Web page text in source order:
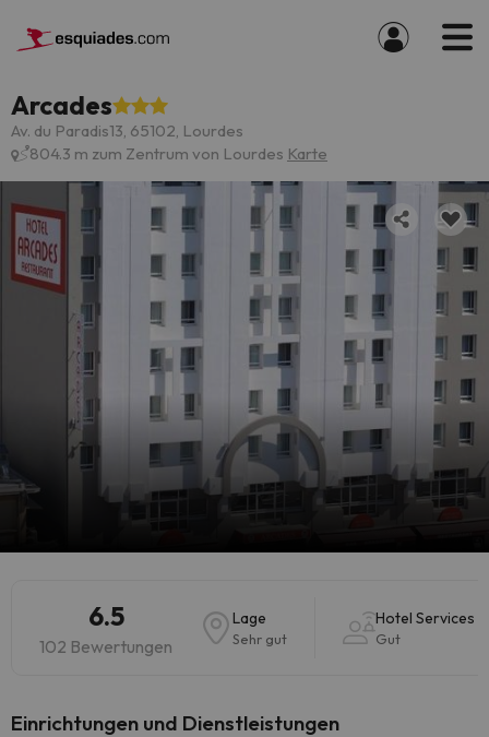
Arcades
Av. du Paradis13, 65102, Lourdes
804.3 m zum Zentrum von Lourdes Karte
6.5
102 Bewertungen
Lage
Sehr gut
Hotel Services
Gut
​Einrichtungen und Dienstleistungen